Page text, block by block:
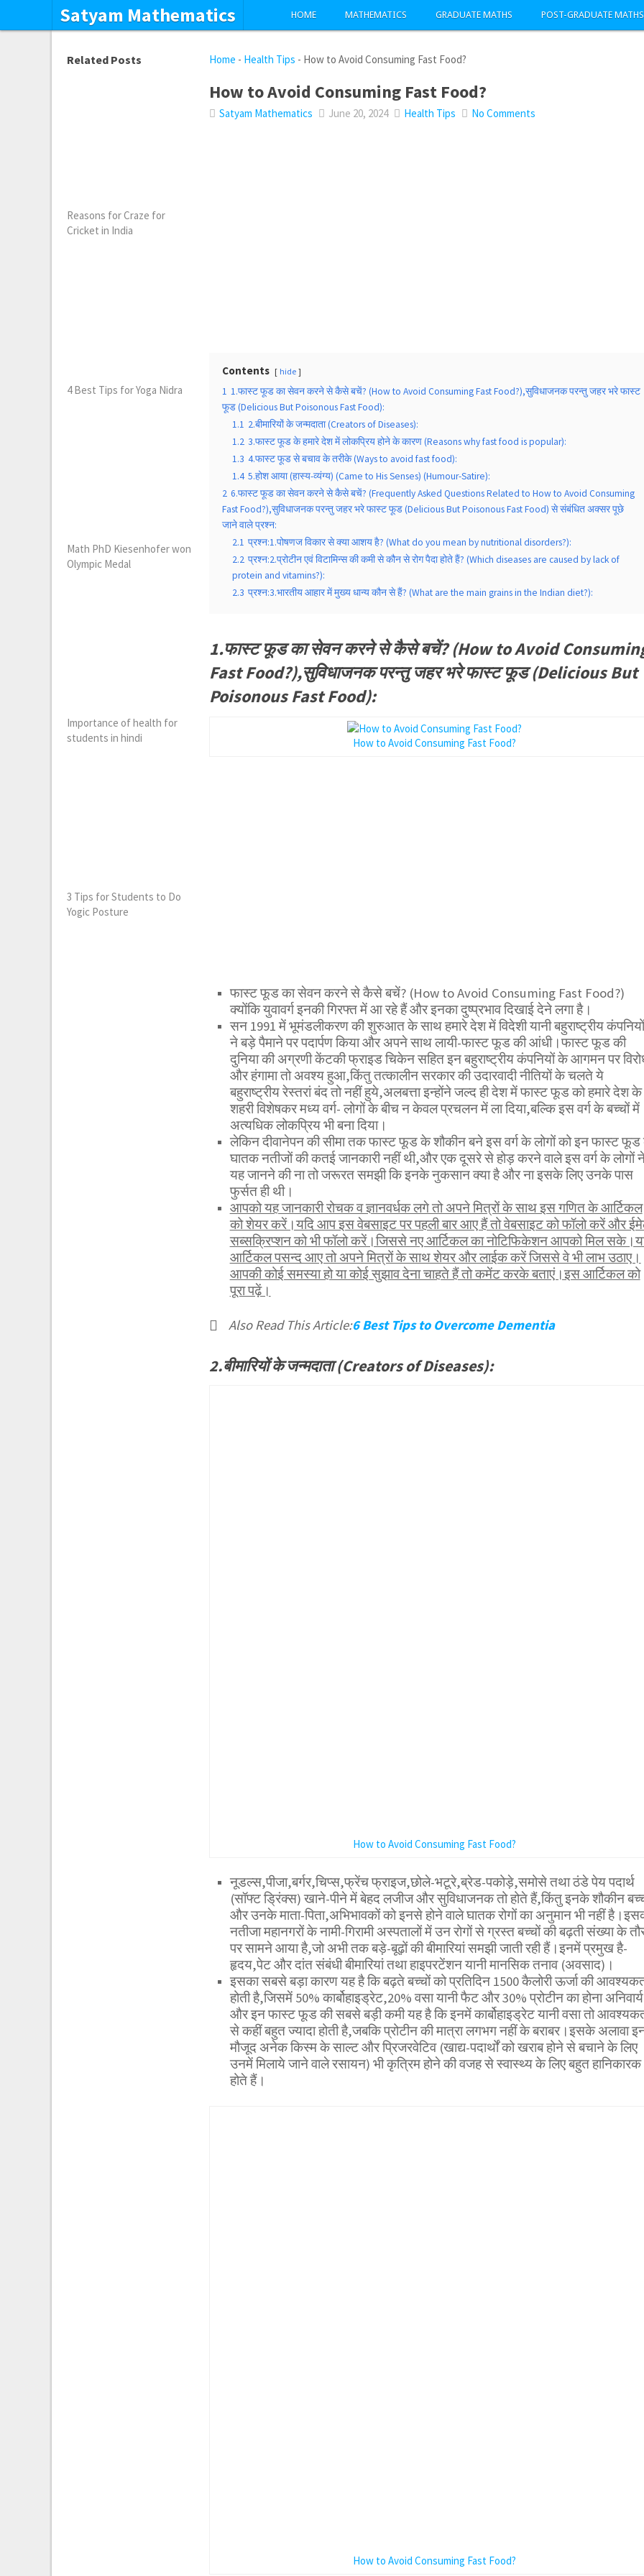
Satyam Mathematics HOME MATHEMATICS GRADUATE MATHS POST-GRADUATE MATHS
Home - Health Tips - How to Avoid Consuming Fast Food?
How to Avoid Consuming Fast Food?
Satyam Mathematics June 20, 2024 Health Tips No Comments
Contents hide
1 1.फास्ट फूड का सेवन करने से कैसे बचें? (How to Avoid Consuming Fast Food?),सुविधाजनक परन्तु जहर भरे फास्ट
फूड (Delicious But Poisonous Fast Food):
1.1 2.बीमारियों के जन्मदाता (Creators of Diseases):
1.2 3.फास्ट फूड के हमारे देश में लोकप्रिय होने के कारण (Reasons why fast food is popular):
1.3 4.फास्ट फूड से बचाव के तरीके (Ways to avoid fast food):
1.4 5.होश आया (हास्य-व्यंग्य) (Came to His Senses) (Humour-Satire):
2 6.फास्ट फूड का सेवन करने से कैसे बचें? (Frequently Asked Questions Related to How to Avoid Consuming
Fast Food?),सुविधाजनक परन्तु जहर भरे फास्ट फूड (Delicious But Poisonous Fast Food) से संबंधित अक्सर पूछे
जाने वाले प्रश्न:
2.1 प्रश्न:1.पोषणज विकार से क्या आशय है? (What do you mean by nutritional disorders?):
2.2 प्रश्न:2.प्रोटीन एवं विटामिन्स की कमी से कौन से रोग पैदा होते हैं? (Which diseases are caused by lack of
protein and vitamins?):
2.3 प्रश्न:3.भारतीय आहार में मुख्य धान्य कौन से हैं? (What are the main grains in the Indian diet?):
1.फास्ट फूड का सेवन करने से कैसे बचें? (How to Avoid
Fast Food?),सुविधाजनक परन्तु जहर भरे फास्ट फूड (Delicious But
Poisonous Fast Food):
How to Avoid Consuming Fast Food?
फास्ट फूड का सेवन करने से कैसे बचें? (How to Avoid Consuming Fast Food?)
क्योंकि युवावर्ग इनकी गिरफ्त में आ रहे हैं और इनका दुष्प्रभाव दिखाई देने लगा है।
सन 1991 में भूमंडलीकरण की शुरुआत के साथ हमारे देश में विदेशी यानी बहुराष्ट्रीय कंपनियों
ने बड़े पैमाने पर पदार्पण किया और अपने साथ लायी-फास्ट फूड की आंधी।फास्ट फूड की
दुनिया की अग्रणी केंटकी फ्राइड चिकेन सहित इन बहुराष्ट्रीय कंपनियों के आगमन पर
और हंगामा तो अवश्य हुआ,किंतु तत्कालीन सरकार की उदारवादी नीतियों के चलते ये
बहुराष्ट्रीय रेस्तरां बंद तो नहीं हुये,अलबत्ता इन्होंने जल्द ही देश में फास्ट फूड को हमारे देश के
शहरी विशेषकर मध्य वर्ग- लोगों के बीच न केवल प्रचलन में ला दिया,बल्कि इस वर्ग के बच्चों में
अत्यधिक लोकप्रिय भी बना दिया।
लेकिन दीवानेपन की सीमा तक फास्ट फूड के शौकीन बने इस वर्ग के लोगों को इन फास्ट
घातक नतीजों की कतई जानकारी नहीं थी,और एक दूसरे से होड़ करने वाले इस वर्ग के लोगों
यह जानने की ना तो जरूरत समझी कि इनके नुकसान क्या है और ना इसके लिए उनके पास
फुर्सत ही थी।
आपको यह जानकारी रोचक व ज्ञानवर्धक लगे तो अपने मित्रों के साथ इस गणित के आर्टिकल
को शेयर करें।यदि आप इस वेबसाइट पर पहली बार आए हैं तो वेबसाइट को फॉलो करें और
सब्सक्रिप्शन को भी फॉलो करें।जिससे नए आर्टिकल का नोटिफिकेशन आपको मिल
आर्टिकल पसन्द आए तो अपने मित्रों के साथ शेयर और लाईक करें जिससे वे भी लाभ उठाए।
आपकी कोई समस्या हो या कोई सुझाव देना चाहते हैं तो कमेंट करके बताएं।इस आर्टिकल को
पूरा पढ़ें।
Also Read This Article:6 Best Tips to Overcome Dementia
2.बीमारियों के जन्मदाता (Creators of Diseases):
How to Avoid Consuming Fast Food?
नूडल्स,पीजा,बर्गर,चिप्स,फ्रेंच फ्राइज,छोले-भटूरे,ब्रेड-पकोड़े,समोसे तथा ठंडे पेय पदार्थ
(सॉफ्ट ड्रिंक्स) खाने-पीने में बेहद लजीज और सुविधाजनक तो होते हैं,किंतु इनके शौकीन
और उनके माता-पिता,अभिभावकों को इनसे होने वाले घातक रोगों का अनुमान भी नहीं
नतीजा महानगरों के नामी-गिरामी अस्पतालों में उन रोगों से ग्रस्त बच्चों की बढ़ती संख्या के
पर सामने आया है,जो अभी तक बड़े-बूढ़ों की बीमारियां समझी जाती रही हैं।इनमें प्रमुख है-
हृदय,पेट और दांत संबंधी बीमारियां तथा हाइपरटेंशन यानी मानसिक तनाव (अवसाद)।
इसका सबसे बड़ा कारण यह है कि बढ़ते बच्चों को प्रतिदिन 1500 कैलोरी ऊर्जा की
होती है,जिसमें 50% कार्बोहाइड्रेट,20% वसा यानी फैट और 30% प्रोटीन का होना
और इन फास्ट फूड की सबसे बड़ी कमी यह है कि इनमें कार्बोहाइड्रेट यानी वसा तो
से कहीं बहुत ज्यादा होती है,जबकि प्रोटीन की मात्रा लगभग नहीं के बराबर।इसके अलावा
मौजूद अनेक किस्म के साल्ट और प्रिजरवेटिव (खाद्य-पदार्थों को खराब होने से बचाने के लिए
उनमें मिलाये जाने वाले रसायन) भी कृत्रिम होने की वजह से स्वास्थ्य के लिए बहुत हानिकारक
होते हैं।
How to Avoid Consuming Fast Food?
Related Posts
Reasons for Craze for
Cricket in India
4 Best Tips for Yoga Nidra
Math PhD Kiesenhofer won
Olympic Medal
Importance of health for
students in hindi
3 Tips for Students to Do
Yogic Posture